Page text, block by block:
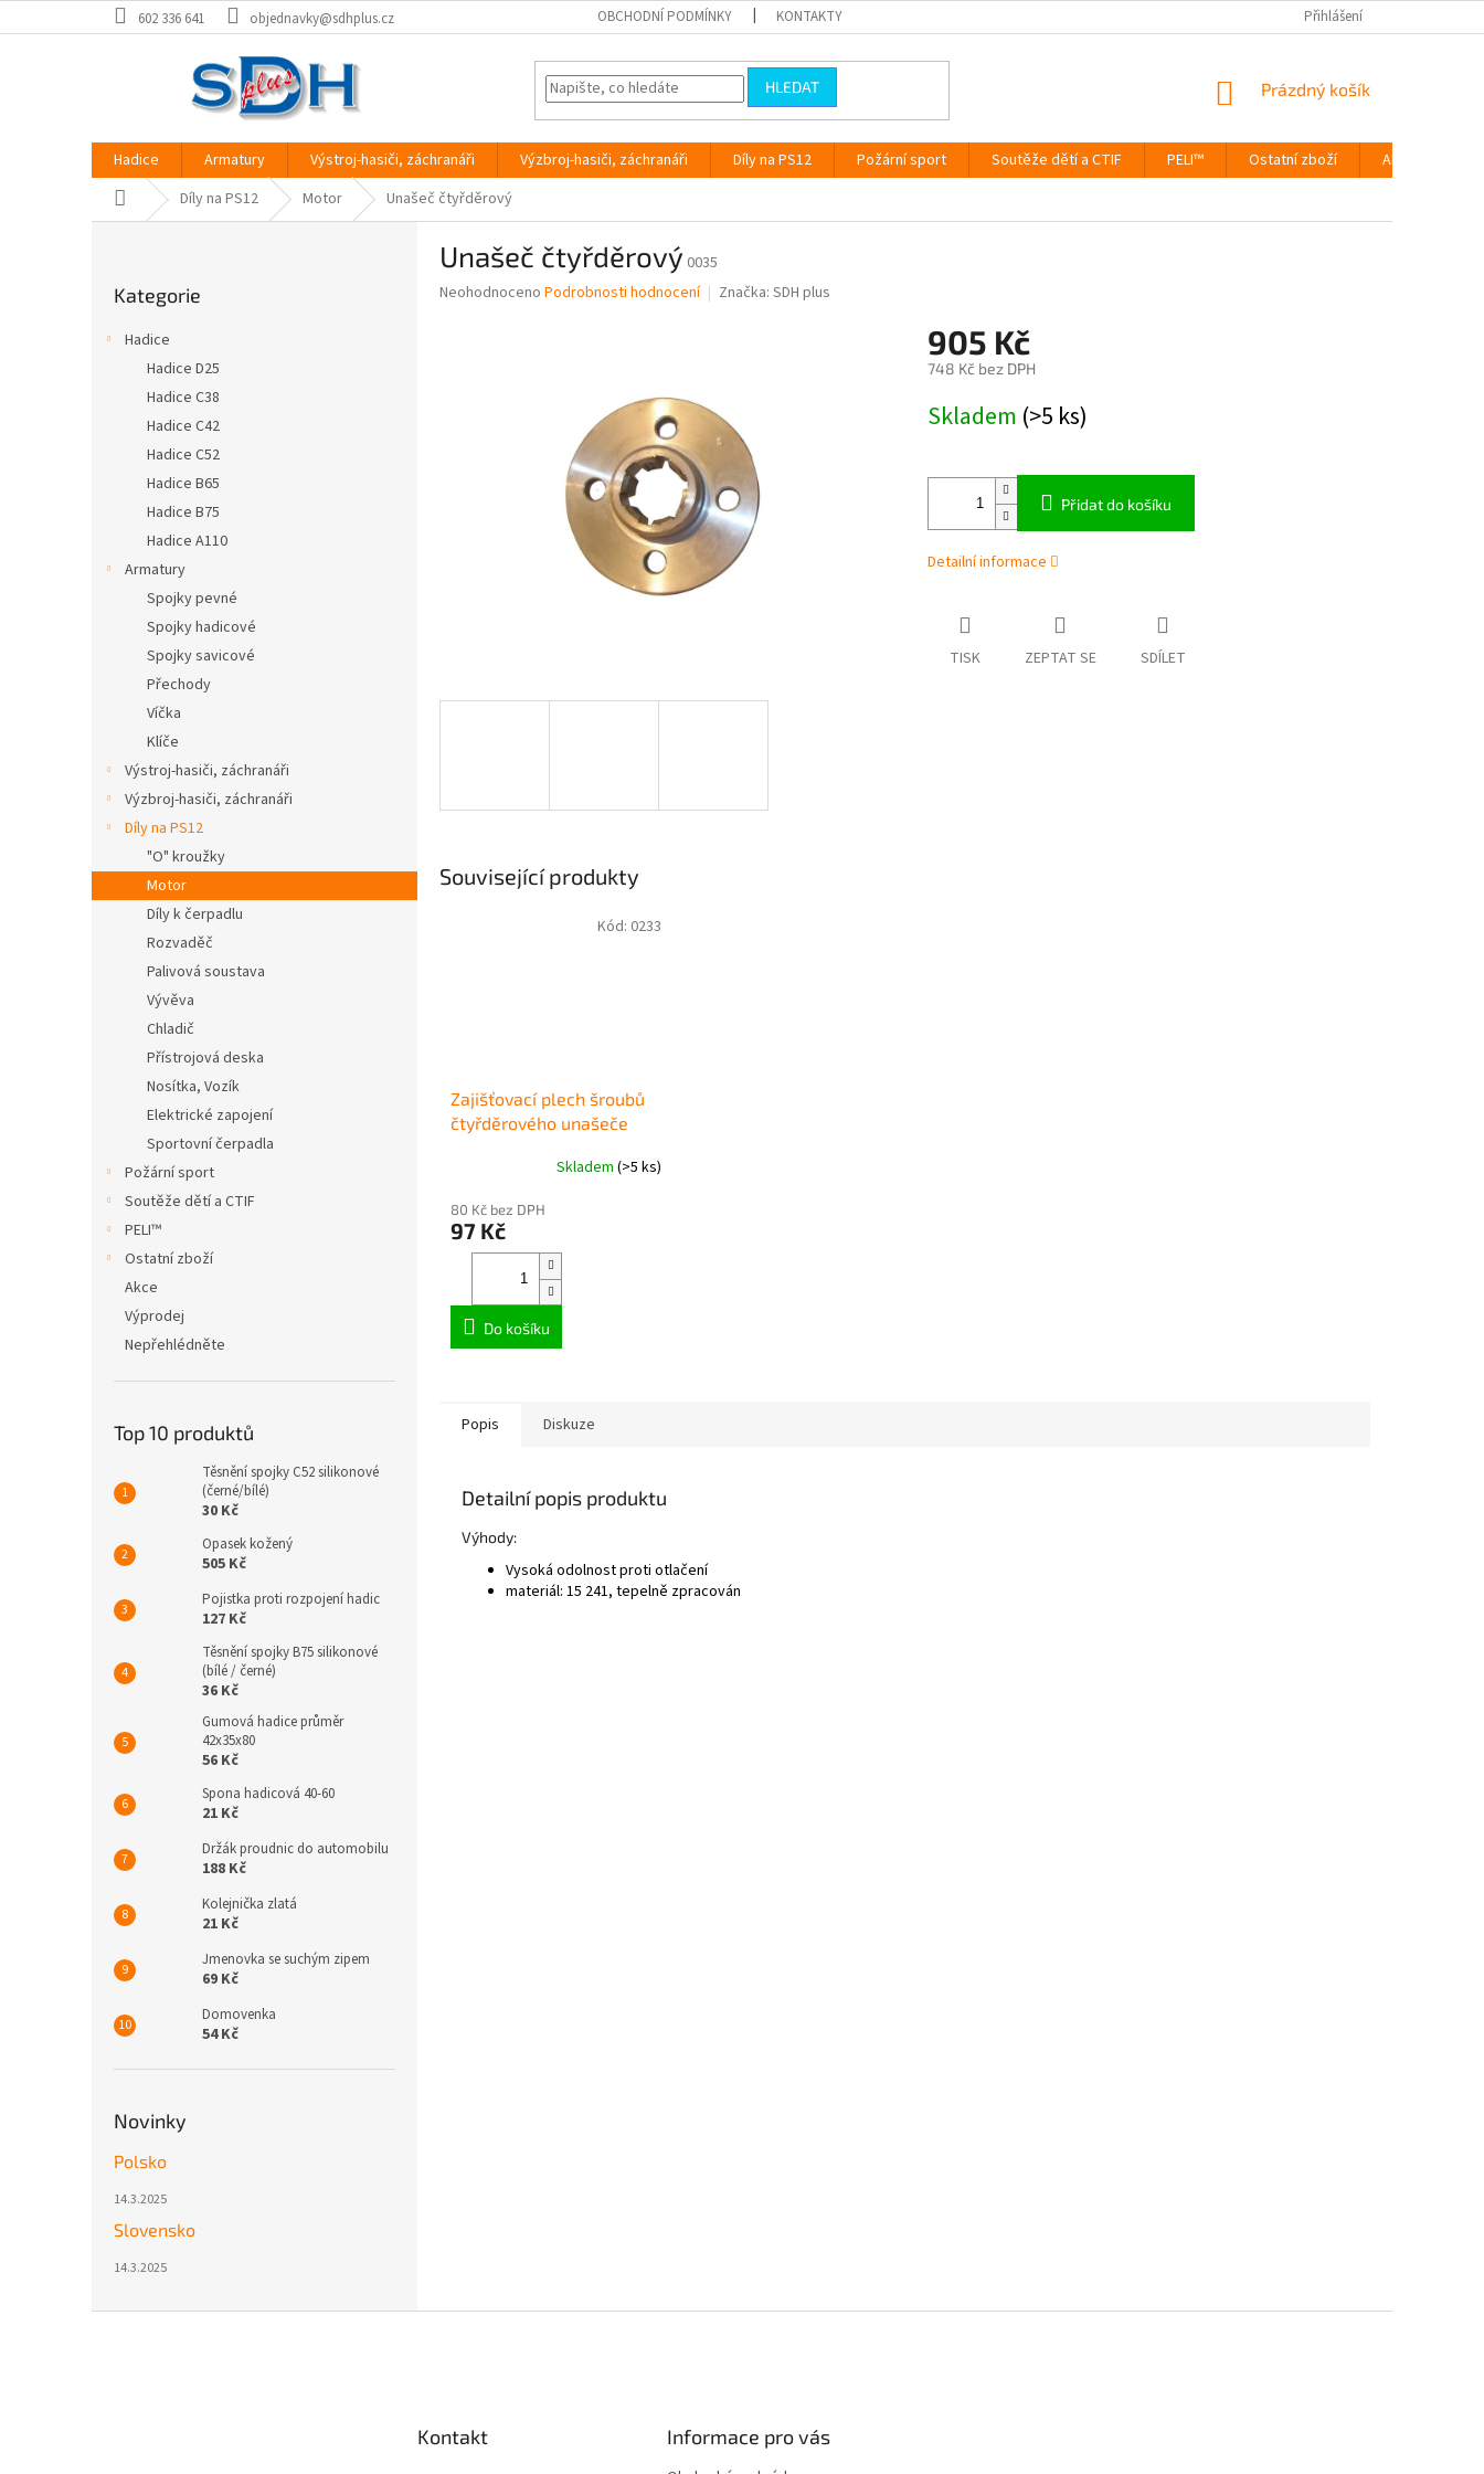
na
602 336 641 objednavky@sdhplus.cz OBCHODNÍ PODMÍNKY KONTAKTY Přihlášení
HLEDAT
NÁKUPNÍ
Prázdný košík
Hadice Armatury Výstroj-hasiči, záchranáři Výzbroj-hasiči, záchranáři Díly na PS12 Požární sport Soutěže dětí a CTIF PELI™ Ostatní zboží Akce
Domů Díly na PS12 Motor Unašeč čtyřděrový
kategorie
Kategorie
Hadice
Hadice D25
Hadice C38
Hadice C42
Hadice C52
Hadice B65
Hadice B75
Hadice A110
Armatury
Spojky pevné
Spojky hadicové
Spojky savicové
Přechody
Víčka
Klíče
Výstroj-hasiči, záchranáři
Výzbroj-hasiči, záchranáři
Díly na PS12
"O" kroužky
Motor
Díly k čerpadlu
Rozvaděč
Palivová soustava
Vývěva
Chladič
Přístrojová deska
Nosítka, Vozík
Elektrické zapojení
Sportovní čerpadla
Požární sport
Soutěže dětí a CTIF
PELI™
Ostatní zboží
Akce
Výprodej
Nepřehlédněte
Top 10 produktů
Těsnění spojky C52 silikonové
(černé/bílé)
30 Kč
Opasek kožený
505 Kč
Pojistka proti rozpojení hadic
127 Kč
Těsnění spojky B75 silikonové
(bílé / černé)
36 Kč
Gumová hadice průměr
42x35x80
56 Kč
Spona hadicová 40-60
21 Kč
Držák proudnic do automobilu
188 Kč
Kolejnička zlatá
21 Kč
Jmenovka se suchým zipem
69 Kč
Domovenka
54 Kč
Novinky
Polsko
14.3.2025
Slovensko
14.3.2025
Unašeč čtyřděrový 0035
Průměrné
Neohodnoceno Podrobnosti hodnocení Značka: SDH plus
905 Kč
748 Kč bez DPH
cena:
Skladem (>5 ks)
Přidat do košíku
Detailní informace
TISK ZEPTAT SE SDÍLET
Související produkty
Zajišťovací plech šroubů
čtyřděrového unašeče
Skladem (>5 ks)
80 Kč bez DPH
97 Kč
Do košíku
Kód: 0233
Popis Diskuze
Detailní popis produktu
Výhody:
Vysoká odolnost proti otlačení
materiál: 15 241, tepelně zpracován
Kontakt Informace pro vás